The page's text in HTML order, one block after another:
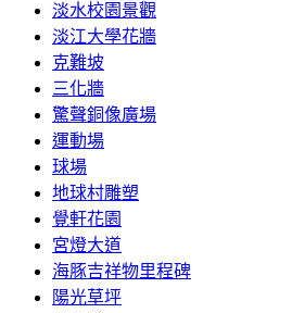
淡水校園景觀
淡江大學花牆
克難坡
三化牆
驚聲銅像廣場
運動場
球場
地球村雕塑
覺軒花園
宮燈大道
海豚吉祥物里程碑
陽光草坪